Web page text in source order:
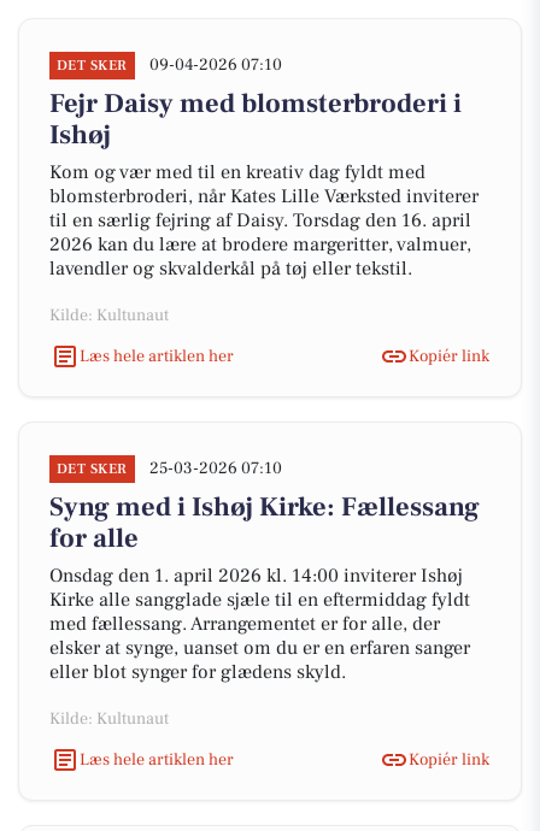
DET SKER 09-04-2026 07:10
Fejr Daisy med blomsterbroderi i
Ishøj
Kom og vær med til en kreativ dag fyldt med
blomsterbroderi, når Kates Lille Værksted inviterer
til en særlig fejring af Daisy. Torsdag den 16. april
2026 kan du lære at brodere margeritter, valmuer,
lavendler og skvalderkål på tøj eller tekstil.
Kilde: Kultunaut
Læs hele artiklen her
Kopiér link
DET SKER 25-03-2026 07:10
Syng med i Ishøj Kirke: Fællessang
for alle
Onsdag den 1. april 2026 kl. 14:00 inviterer Ishøj
Kirke alle sangglade sjæle til en eftermiddag fyldt
med fællessang. Arrangementet er for alle, der
elsker at synge, uanset om du er en erfaren sanger
eller blot synger for glædens skyld.
Kilde: Kultunaut
Læs hele artiklen her
Kopiér link